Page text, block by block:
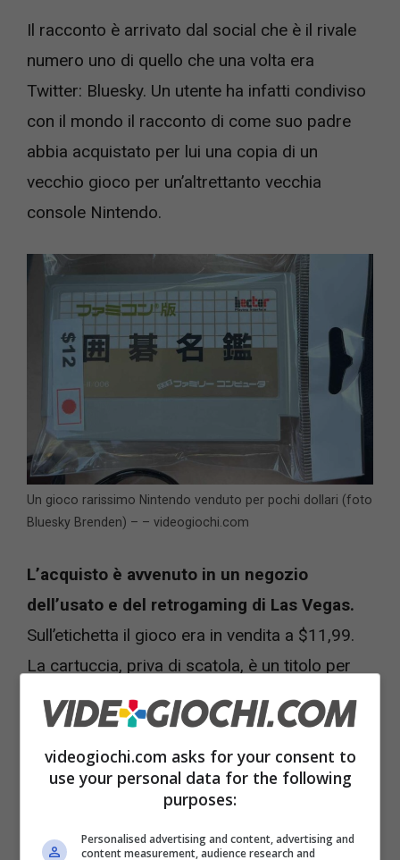
Il racconto è arrivato dal social che è il rivale
numero uno di quello che una volta era
Twitter: Bluesky. Un utente ha infatti condiviso
con il mondo il racconto di come suo padre
abbia acquistato per lui una copia di un
vecchio gioco per un’altrettanto vecchia
console Nintendo.
Un gioco rarissimo Nintendo venduto per pochi dollari (foto
Bluesky Brenden) – – videogiochi.com
L’acquisto è avvenuto in un negozio
dell’usato e del retrogaming di Las Vegas.
Sull’etichetta il gioco era in vendita a $11,99.
La cartuccia, priva di scatola, è un titolo per
imparare a giocare a Go, passatempo molto
famoso in Cina e in Giappone che assomiglia
ai nostri scacchi. Ma, andando a guardare
online, è saltato fuori che questa cartuccia è
Nintendo Famicom.Tra l’altro venduta solo
videogiochi.com asks for your consent to
use your personal data for the following
purposes:
Personalised advertising and content, advertising and
content measurement, audience research and